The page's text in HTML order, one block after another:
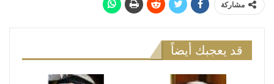
مشاركة
قد يعجبك أيضاً